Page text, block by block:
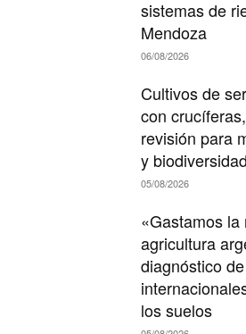
sistemas de
Mendoza
06/08/2026
Cultivos de
con
revisión para
y biodiversidad
05/08/2026
«Gastamos
agricultura
diagnóstico
los suelos